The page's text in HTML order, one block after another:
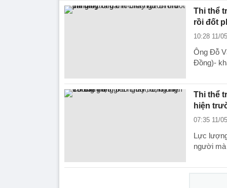
Thi thể
rồi đốt
10:28 11/
Ông Đỗ
Đồng)-
Thi thể
hiện
07:35 11/
Lực
người